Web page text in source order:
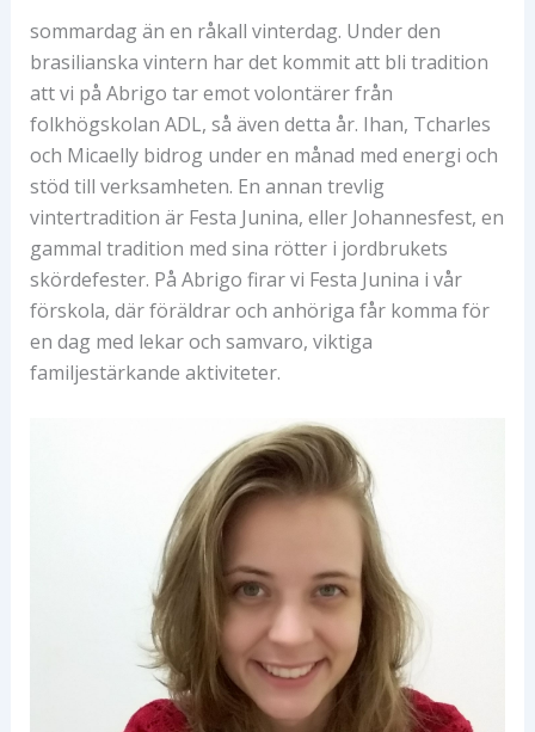
sommardag än en råkall vinterdag. Under den
brasilianska vintern har det kommit att bli tradition
att vi på Abrigo tar emot volontärer från
folkhögskolan ADL, så även detta år. Ihan, Tcharles
och Micaelly bidrog under en månad med energi och
stöd till verksamheten. En annan trevlig
vintertradition är Festa Junina, eller Johannesfest, en
gammal tradition med sina rötter i jordbrukets
skördefester. På Abrigo firar vi Festa Junina i vår
förskola, där föräldrar och anhöriga får komma för
en dag med lekar och samvaro, viktiga
familjestärkande aktiviteter.